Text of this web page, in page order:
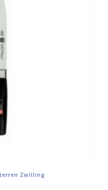
Zwilling